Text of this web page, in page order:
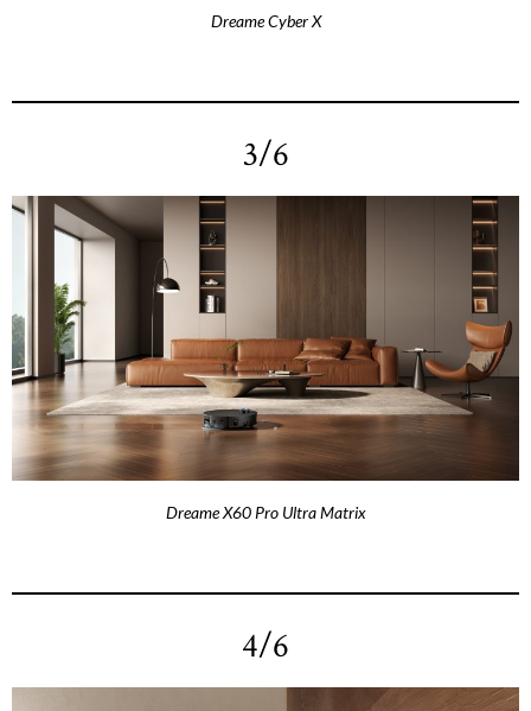
Dreame Cyber X
3/6
Dreame X60 Pro Ultra Matrix
4/6